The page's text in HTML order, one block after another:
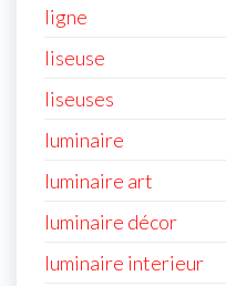
ligne
liseuse
liseuses
luminaire
luminaire art
luminaire décor
luminaire interieur